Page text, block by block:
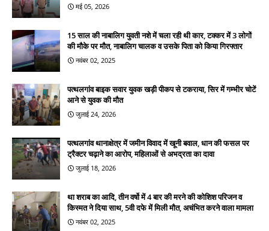
मई 05, 2026
15 साल की नाबालिग युवती नशे में चला रही थी कार, टक्कर में 3 लोगों
की मौके पर मौत, नाबालिग चालक व उसके पिता को किया गिरफ्तार
नवंबर 02, 2025
पत्थलगांव बाइक सवार युवक खड़ी पीकप से टकराया, सिर में गम्भीर चोटें
आने से युवक की मौत
जुलाई 24, 2026
पत्थलगांव थानाक्षेत्र में जमीन विवाद में खूनी बवाल, धान की फसल पर
ट्रैक्टर चढ़ाने का आरोप, महिलाओं से अभद्रता का दावा
जुलाई 18, 2026
था शराब का आदि, तीन वर्षो में 4 बार की मरने की कोशिश परिजन व
किस्मत ने दिया साथ, 5वी दफे में मिली मौत, अचंभित करने वाला मामला
नवंबर 02, 2025